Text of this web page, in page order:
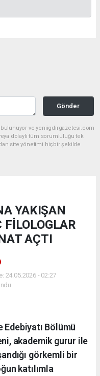
Gönder
bulunuyor ve yeniigdirgazetesi.com
dolaylı tüm sorumluluğu tek
site yönetimi hiçbir şekilde
YAKIŞAN
FİLOLOGLAR
AÇTI
24.05.2026 - 02:27
Bölümü
akademik gurur ile
görkemli bir
katılımla